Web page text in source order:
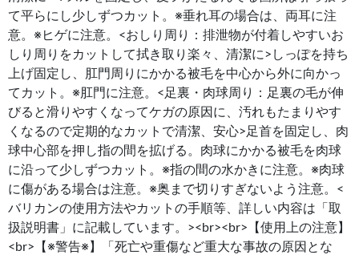
て平らにし少しずつカット。※垂れ耳の場合は、両耳に注
意。※ヒゲに注意。<おしり周り：排泄物が付着しやすいお
しり周りをカットして拭き取り楽々、清潔に>しっぽを持ち
上げ固定し、肛門周りにかかる被毛を中心から外に向かっ
てカット。※肛門に注意。<足裏・肉球周り：足裏の毛が伸
びると滑りやすくなってケガの原因に、汚れもたまりやす
くなるので定期的なカットで清潔、安心>足首を固定し、肉
球中心部を押し指の間を拡げる。肉球にかかる被毛を肉球
に沿って少しずつカット。※指の間の水かきに注意。※肉球
に傷がある場合は注意。※奥まで切りすぎないよう注意。<
バリカンの使用方法やカットの手順等、詳しい内容は「取
扱説明書」に記載しています。><br><br>【使用上の注意】
<br>【※警告※】「死亡や重傷など重大な事故の原因とな